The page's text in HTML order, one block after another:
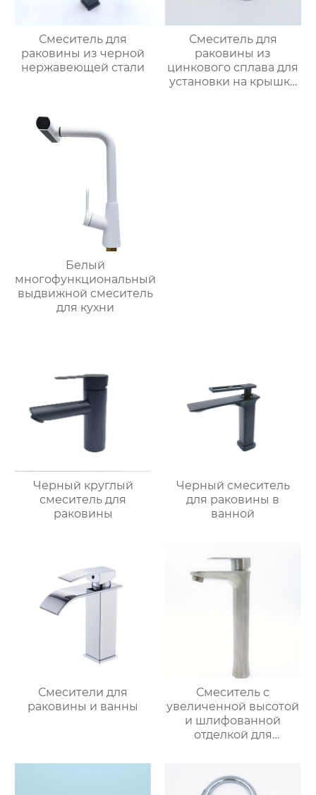
Смеситель для
раковины из черной
нержавеющей стали
Смеситель для
раковины из
цинкового сплава для
установки на крышку
Белый
многофункциональный
выдвижной смеситель
для кухни
Черный круглый
смеситель для
раковины
Черный смеситель
для раковины в
ванной
Смесители для
раковины и ванны
Смеситель с
увеличенной высотой
и шлифованной
отделкой для